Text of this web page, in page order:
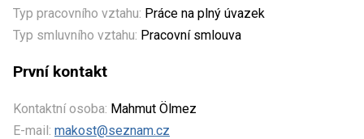
Typ pracovního vztahu: Práce na plný úvazek
Typ smluvního vztahu: Pracovní smlouva
První kontakt
Kontaktní osoba: Mahmut Ölmez
E-mail: makost@seznam.cz